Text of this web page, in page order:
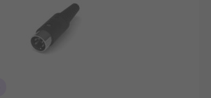
e con i pin disposti